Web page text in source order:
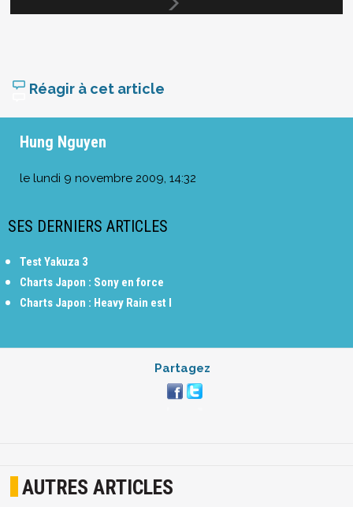
Réagir à cet article
Hung Nguyen
le lundi 9 novembre 2009, 14:32
SES DERNIERS ARTICLES
Test Yakuza 3
Charts Japon : Sony en force
Charts Japon : Heavy Rain est l
Partagez
AUTRES ARTICLES